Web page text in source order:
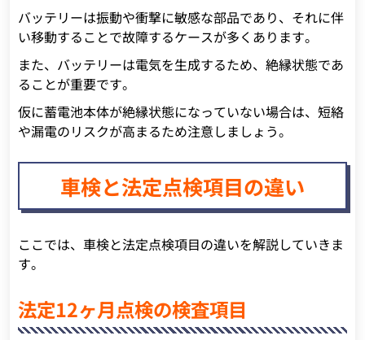
バッテリーは振動や衝撃に敏感な部品であり、それに伴
い移動することで故障するケースが多くあります。
また、バッテリーは電気を生成するため、絶縁状態であ
ることが重要です。
仮に蓄電池本体が絶縁状態になっていない場合は、短絡
や漏電のリスクが高まるため注意しましょう。
車検と法定点検項目の違い
ここでは、車検と法定点検項目の違いを解説していきま
す。
法定12ヶ月点検の検査項目